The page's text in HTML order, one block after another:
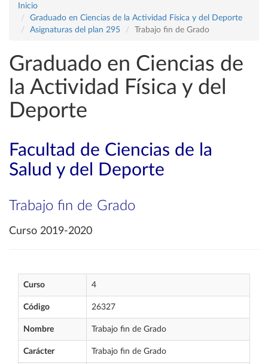
Inicio
Graduado en Ciencias de la Actividad Física y del Deporte
Asignaturas del plan 295
Trabajo fin de Grado
Graduado en Ciencias de
la Actividad Física y del
Deporte
Facultad de Ciencias de la
Salud y del Deporte
Trabajo fin de Grado
Curso 2019-2020
Curso 4
Código 26327
Nombre Trabajo fin de Grado
Carácter Trabajo fin de Grado